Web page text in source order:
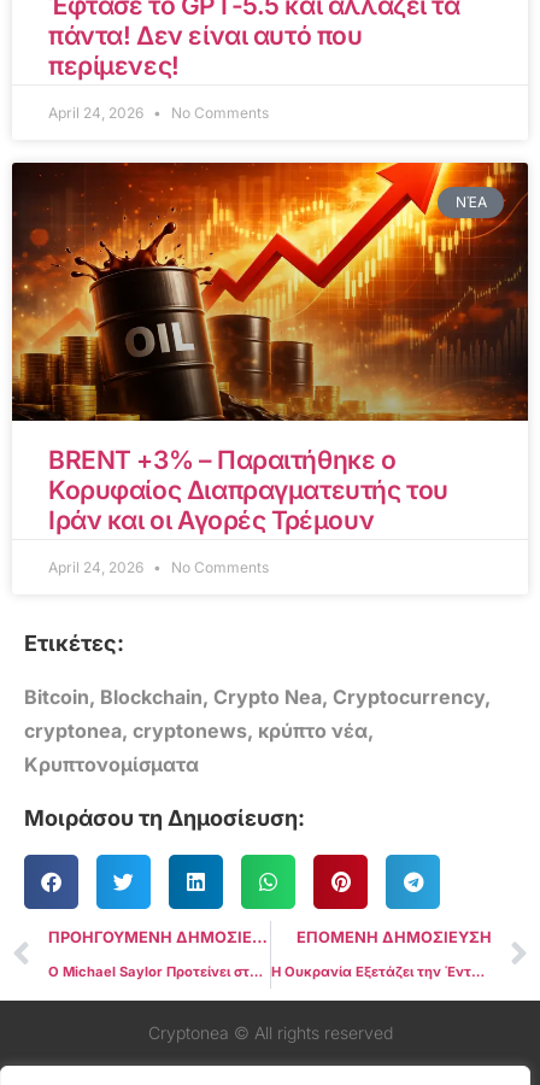
πάντα! Δεν είναι αυτό που
περίμενες!
April 24, 2026 No Comments
ΝΈΑ
BRENT +3% – Παραιτήθηκε ο
Κορυφαίος Διαπραγματευτής του
Ιράν και οι Αγορές Τρέμουν
April 24, 2026 No Comments
Ετικέτες:
Bitcoin, Blockchain, Crypto Nea, Cryptocurrency,
cryptonea, cryptonews, κρύπτο νέα,
Κρυπτονομίσματα
Μοιράσου τη Δημοσίευση:
ΠΡΟΗΓΟΥΜΕΝΗ ΔΗΜΟΣΙΕΥΣΗ
Ο Michael Saylor Προτείνει στην Apple να Αγοράσει Bitcoin, Καθώς το Πρόγραμμα Επαναγοράς Μετοχών Δεν Αποδίδει
ΕΠΟΜΕΝΗ ΔΗΜΟΣΙΕΥΣΗ
Η Ουκρανία Εξετάζει την Ένταξη Κρυπτονομισμάτων στα Εθνικά Αποθέματα
Cryptonea © All rights reserved